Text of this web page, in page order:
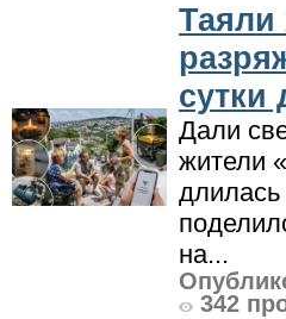
сутки
Дали
жители
длилась
на...
342